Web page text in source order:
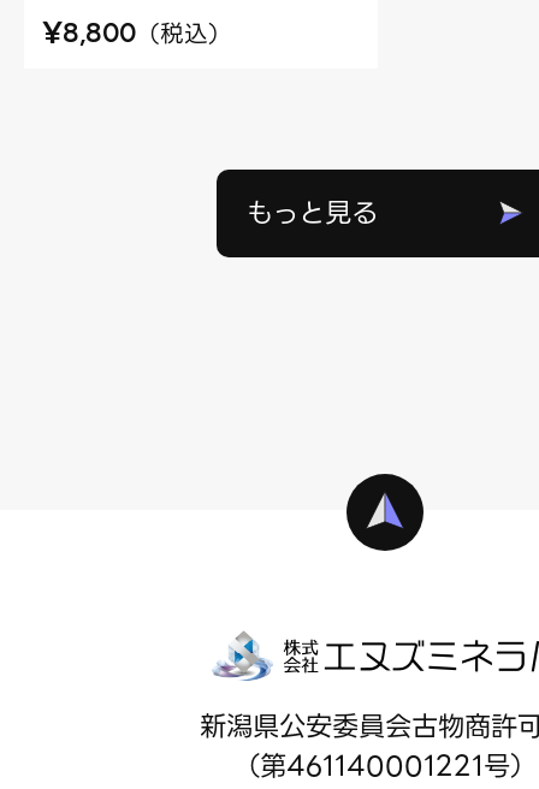
¥8,800 （税込）
もっと見る
新潟県公安委員会古物商許
（第461140001221号）